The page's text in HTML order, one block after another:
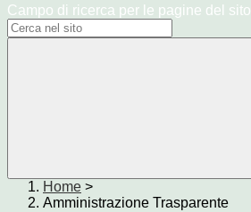
Campo di ricerca per le pagine del sito
Home >
Amministrazione Trasparente